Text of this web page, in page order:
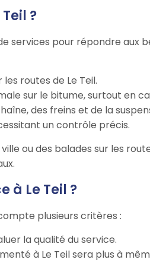
?
pour répondre aux
routes de Le Teil.
sur le bitume, surtout en
des freins et de la
un contrôle précis.
ou des balades sur les
à Le Teil ?
plusieurs critères :
la qualité du service.
à Le Teil sera plus à